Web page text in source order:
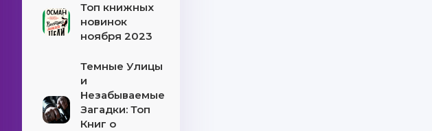
Топ книжных
новинок
ноября 2023
Темные Улицы
и
Незабываемые
Загадки: Топ
Книг о